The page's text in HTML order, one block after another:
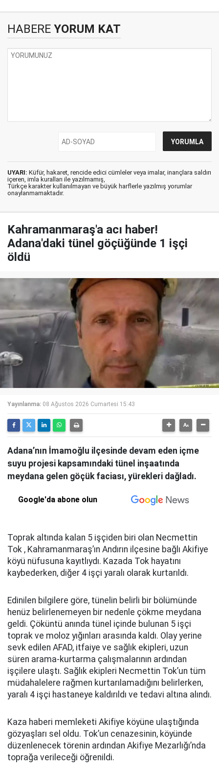
HABERE YORUM KAT
UYARI: Küfür, hakaret, rencide edici cümleler veya imalar, inançlara saldırı
içeren, imla kuralları ile yazılmamış,
Türkçe karakter kullanılmayan ve büyük harflerle yazılmış yorumlar
onaylanmamaktadır.
Kahramanmaraş'a acı haber!
Adana'daki tünel göçüğünde 1 işçi
öldü
Yayınlanma: 08 Ağustos 2026 Cumartesi 15:43
Adana’nın İmamoğlu ilçesinde devam eden içme
suyu projesi kapsamındaki tünel inşaatında
meydana gelen göçük faciası, yürekleri dağladı.
Google'da abone olun
Toprak altında kalan 5 işçiden biri olan Necmettin
Tok , Kahramanmaraş’ın Andırın ilçesine bağlı Akifiye
köyü nüfusuna kayıtlıydı. Kazada Tok hayatını
kaybederken, diğer 4 işçi yaralı olarak kurtarıldı.
Edinilen bilgilere göre, tünelin belirli bir bölümünde
henüz belirlenemeyen bir nedenle çökme meydana
geldi. Çöküntü anında tünel içinde bulunan 5 işçi
toprak ve moloz yığınları arasında kaldı. Olay yerine
sevk edilen AFAD, itfaiye ve sağlık ekipleri, uzun
süren arama-kurtarma çalışmalarının ardından
işçilere ulaştı. Sağlık ekipleri Necmettin Tok’un tüm
müdahalelere rağmen kurtarılamadığını belirlerken,
yaralı 4 işçi hastaneye kaldırıldı ve tedavi altına alındı.
Kaza haberi memleketi Akifiye köyüne ulaştığında
gözyaşları sel oldu. Tok’un cenazesinin, köyünde
düzenlenecek törenin ardından Akifiye Mezarlığı’nda
toprağa verileceği öğrenildi.